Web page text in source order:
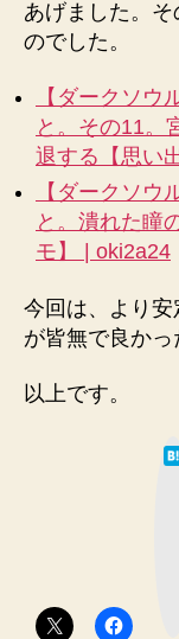
あげました。
のでした。
【ダークソウ
と。その11。
退する【思い
【ダークソウ
と。潰れた瞳
モ】 | oki2a24
今回は、より
が皆無で良かっ
以上です。